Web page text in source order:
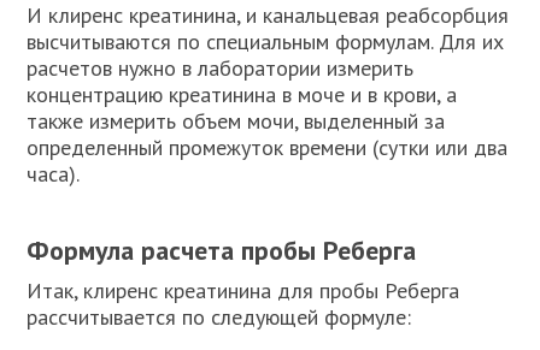
И клиренс креатинина, и канальцевая реабсорбция
высчитываются по специальным формулам. Для их
расчетов нужно в лаборатории измерить
концентрацию креатинина в моче и в крови, а
также измерить объем мочи, выделенный за
определенный промежуток времени (сутки или два
часа).
Формула расчета пробы Реберга
Итак, клиренс креатинина для пробы Реберга
рассчитывается по следующей формуле: